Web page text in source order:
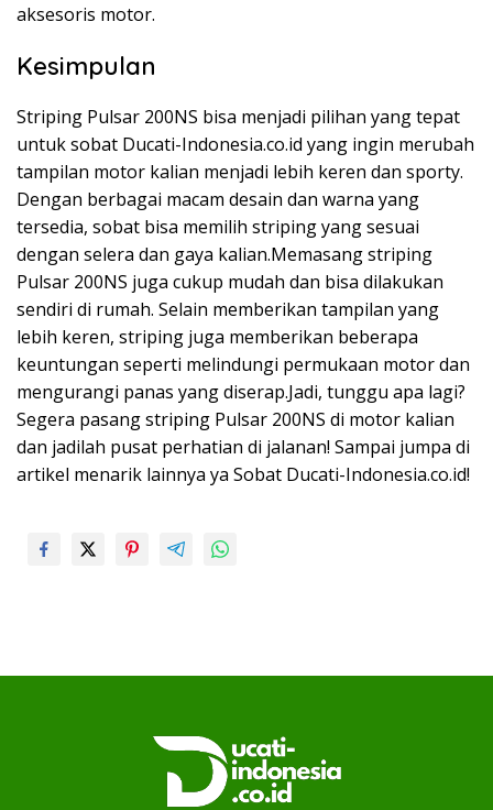
aksesoris motor.
Kesimpulan
Striping Pulsar 200NS bisa menjadi pilihan yang tepat
untuk sobat Ducati-Indonesia.co.id yang ingin merubah
tampilan motor kalian menjadi lebih keren dan sporty.
Dengan berbagai macam desain dan warna yang
tersedia, sobat bisa memilih striping yang sesuai
dengan selera dan gaya kalian.Memasang striping
Pulsar 200NS juga cukup mudah dan bisa dilakukan
sendiri di rumah. Selain memberikan tampilan yang
lebih keren, striping juga memberikan beberapa
keuntungan seperti melindungi permukaan motor dan
mengurangi panas yang diserap.Jadi, tunggu apa lagi?
Segera pasang striping Pulsar 200NS di motor kalian
dan jadilah pusat perhatian di jalanan! Sampai jumpa di
artikel menarik lainnya ya Sobat Ducati-Indonesia.co.id!